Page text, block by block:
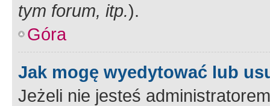
tym forum, itp.).
Góra
Jak mogę wyedytować lub
Jeżeli nie jesteś